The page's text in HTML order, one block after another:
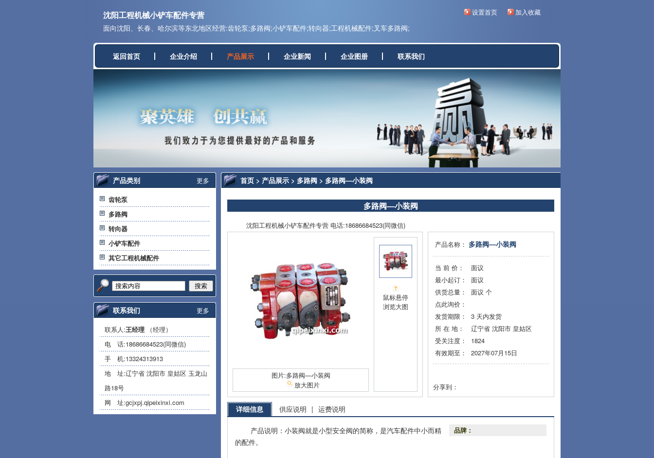
沈阳工程机械小铲车配件专营
面向沈阳、长春、哈尔滨等东北地区经营:齿轮泵;多路阀;小铲车配件;转向器;工程机械配件;叉车多路阀;
设置首页 加入收藏
返回首页 企业介绍 产品展示 企业新闻 企业图册 联系我们
更多
产品类别
齿轮泵
多路阀
转向器
小铲车配件
其它工程机械配件
搜索
更多
联系我们
联系人:王经理 （经理）
电 话:18686684523(同微信)
手 机:13324313913
地 址:辽宁省 沈阳市 皇姑区 玉龙山
路18号
网 址:gcjxpj.qipeixinxi.com
首页 > 产品展示 > 多路阀 > 多路阀—小装阀
多路阀—小装阀
沈阳工程机械小铲车配件专营 电话:18686684523(同微信)
图片:多路阀—小装阀
放大图片
鼠标悬停
浏览大图
产品名称： 多路阀—小装阀
当 前 价：
面议
最小起订：
面议
供货总量：
面议 个
点此询价：
发货期限：
3 天内发货
所 在 地：
辽宁省 沈阳市 皇姑区
受关注度：
1824
有效期至：
2027年07月15日
分享到：
详细信息 供应说明 | 运费说明
产品说明：小装阀就是小型安全阀的简称，是汽车配件中小而精
的配件。
品牌：